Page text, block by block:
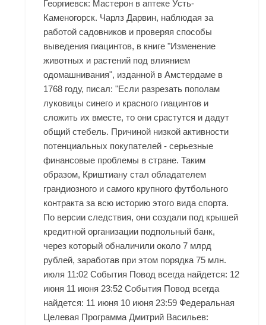
Георгиевск: Мастерон в аптеке Усть-
Каменогорск. Чарлз Дарвин, наблюдая за
работой садовников и проверяя способы
выведения гиацинтов, в книге "Изменение
животных и растений под влиянием
одомашнивания", изданной в Амстердаме в
1768 году, писал: "Если разрезать пополам
луковицы синего и красного гиацинтов и
сложить их вместе, то они срастутся и дадут
общий стебель. Причиной низкой активности
потенциальных покупателей - серьезные
финансовые проблемы в стране. Таким
образом, Криштиану стал обладателем
грандиозного и самого крупного футбольного
контракта за всю историю этого вида спорта.
По версии следствия, они создали под крышей
кредитной организации подпольный банк,
через который обналичили около 7 млрд
рублей, заработав при этом порядка 75 млн.
июля 11:02 События Повод всегда найдется: 12
июня 11 июня 23:52 События Повод всегда
найдется: 11 июня 10 июня 23:59 Федеральная
Целевая Программа Дмитрий Васильев: